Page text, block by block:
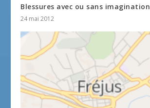
Blessures avec ou sans imagination
24 mai 2012